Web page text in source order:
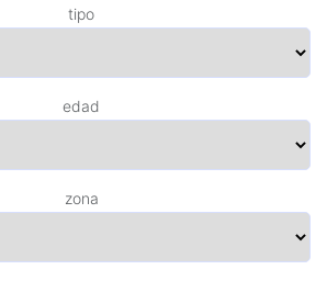
tipo
edad
zona